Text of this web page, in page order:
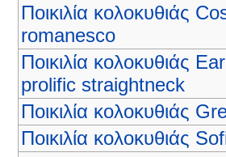
Ποικιλία κολοκυθιάς
romanesco
Ποικιλία κολοκυθιάς
prolific straightneck
Ποικιλία κολοκυθιάς
Ποικιλία κολοκυθιάς